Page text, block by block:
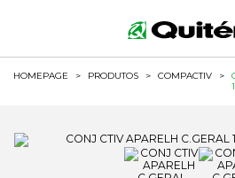
HOMEPAGE > PRODUTOS > COMPACTIV >